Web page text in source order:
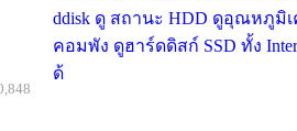
ddisk ดู สถานะ HDD ดูอุณหภูมิเ
คอมพัง ดูฮาร์ดดิสก์ SSD ทั้ง
ด้